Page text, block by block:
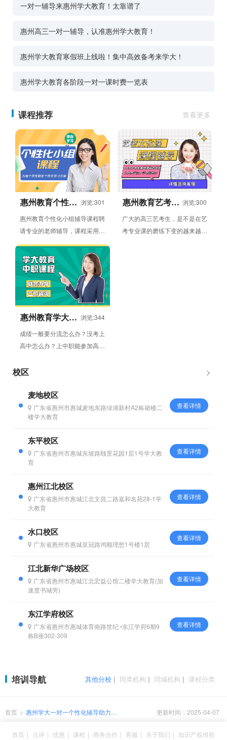
一对一辅导来惠州学大教育！太靠谱了
惠州高三一对一辅导，认准惠州学大教育！
惠州学大教育寒假班上线啦！集中高效备考来学大！
惠州学大教育各阶段一对一课时费一览表
课程推荐 查看更多
惠州教育个性化 浏览:301
惠州教育个性化小组辅导课程聘
请专业的老师辅导，课程采用小
组授课方式，授课内容包括语
文，数学，英语，物理，化
学，...
惠州教育艺考文 浏览:300
广大的高三艺考生，是不是在艺
考专业课的磨练下变的越来越强
惠州教育学大中 浏览:344
成绩一般要分流怎么办？没考上
高中怎么办？上中职能参加高考
初中毕业怎么参加高考？考不...
校区
麦地校区
广东省惠州市惠城麦地东路绿湖新村A2栋裙楼二
楼学大教育
查看详情
东平校区
广东省惠州市惠城东坡路颐景花园1层1号学大教
育
查看详情
惠州江北校区
广东省惠州市惠城江北文昌二路嘉和名苑28-1学
大教育
查看详情
水口校区
广东省惠州市惠城皇冠路鸿顺理想1号楼1层
查看详情
江北新华广场校区
广东省惠州市惠城江北宏益公馆二楼学大教育(加
速度书城旁)
查看详情
东江学府校区
广东省惠州市惠城体育南路世纪 •东江学府6期9
栋B座302-309
查看详情
其他分校 | 同类机构 | 同城机构 | 课程分类
培训导航
首页 > 惠州学大一对一个性化辅导助力高
更新时间：2025-04-07
首页 | 点评 | 优惠 | 课程 | 商务合作 | 客服 | 关于我们 | 知识产权维权